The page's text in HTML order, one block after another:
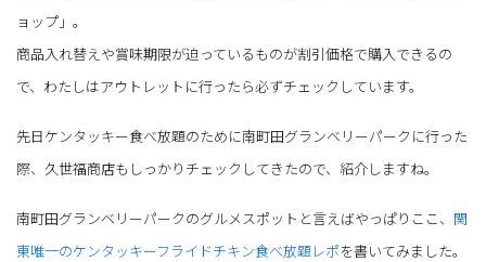
ョップ」。
商品入れ替えや賞味期限が迫っているものが割引価格で購入できるの
で、わたしはアウトレットに行ったら必ずチェックしています。
先日ケンタッキー食べ放題のために南町田グランベリーパークに行った
際、久世福商店もしっかりチェックしてきたので、紹介しますね。
南町田グランベリーパークのグルメスポットと言えばやっぱりここ、 関
東唯一のケンタッキーフライドチキン食べ放題レポを書いてみました。